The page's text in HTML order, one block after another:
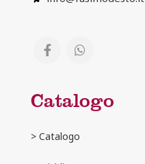
Catalogo
> Catalogo